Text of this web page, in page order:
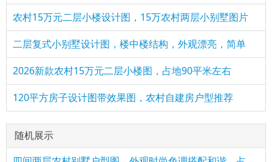
农村15万元二层小楼设计图，15万农村两层小别墅图片
二层复式小别墅设计图，楼中楼结构，外观漂亮，简单
2026新款农村15万元二层小楼图，占地90平米左右
120平方房子设计图带效果图，农村自建房户型推荐
随机展示